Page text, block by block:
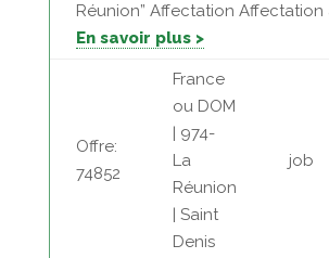
Réunion” Affectation Affectation
En savoir plus >
Offre:
74852
France
ou DOM
| 974-
La
Réunion
| Saint
Denis
job